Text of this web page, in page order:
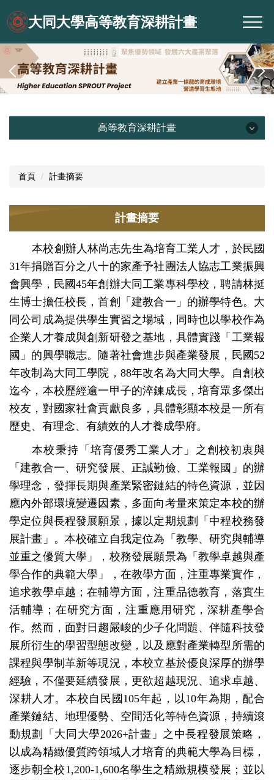
到
主
要
容
大同大學高等教育深耕計畫
高等教育深耕計畫
計畫目標
計畫摘要
計畫成果
文件下載
相關法規
專案管理
首頁 計畫摘要
計畫摘要
本校創辦人林尚志先生為培育工業人才，於民國
31年捐贈百分之八十的家產予社團法人協志工業振興
會興學，民國45年創辦大同工業專科學校，聘請林挺
生博士擔任校長，首創「建教合一」的辦學特色。大
同公司成為提供學生實習之場域，同時也以學校作為
企業人才養成與創新研發之基地，具體實踐「工業報
國」的興學職志。隨著社會進步與產業發展，民國52
年改制為大同工學院，88年改名為大同大學。自創校
迄今，本校歷經逾一甲子的淬鍊成長，培育眾多傑出
校友，對國家社會貢獻良多，具體彰顯本校是一所有
歷史、有理念、有績效的人才養成學府。
本校秉持「培育優秀工業人才」之創校初衷與
「建教合一、研究發展、正誠勤儉、工業報國」的辦
學理念，發揮長期與產業緊密鏈結的特色資源，並因
應內外部環境變遷因素，多面向考量來策定本校的辦
學定位與長程發展願景，據以定期規劃「中程校務發
展計畫」。本校確立自我定位為「教學、研究與輔導
並重之優質大學」，校務發展願景為「教學卓越與產
學合作的典範大學」，在教學方面，注重專業實作，
追求教學卓越；在輔導方面，注重品德教育，落實生
活輔導；在研究方面，注重應用研究，深耕產學合
作。然而，面對日趨嚴峻的少子化問題、伴隨科技發
展所衍生的學習型態改變，以及應對產業轉型所需的
課程與學制革新等現況，本校立基於優良深厚的辦學
經驗，不僅要延續發展，更欲超越現況、追求卓越、
深耕人才。本校自民國105年起，以10年為期，配合
產業鏈結、地理優勢、空間活化等特色資源，持續滾
動規劃「大同大學2026+計畫」之中長程發展策略，
以成為精緻優質跨領域人才培育的典範大學為目標，
逐步朝全校1,200-1,600名學生之精緻規模發展；並以